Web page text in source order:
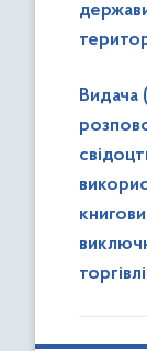
Видача